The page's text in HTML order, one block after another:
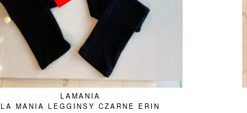
LAMANIA
LA MANIA LEGGINSY CZARNE ERIN